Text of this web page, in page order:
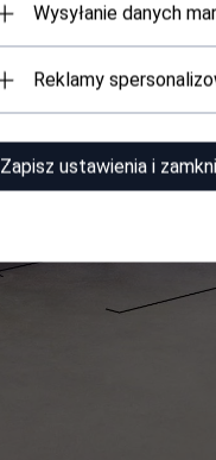
Wysyłanie danych
Reklamy
Zapisz ustawienia i